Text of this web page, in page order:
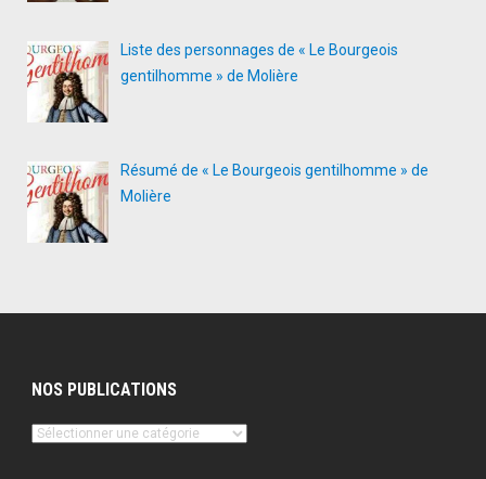
Liste des personnages de « Le Bourgeois
gentilhomme » de Molière
Résumé de « Le Bourgeois gentilhomme » de
Molière
NOS PUBLICATIONS
Nos